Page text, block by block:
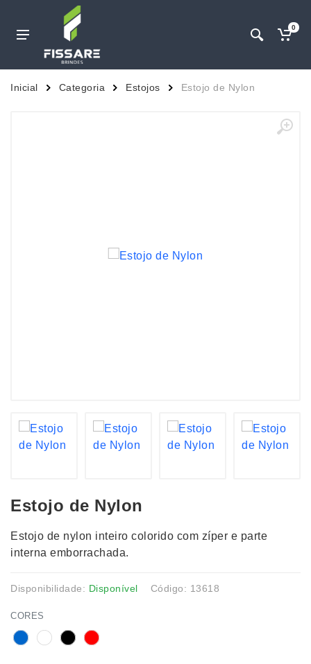
0
Inicial Categoria Estojos Estojo de Nylon
Estojo de Nylon
Estojo de nylon inteiro colorido com zíper e parte
interna emborrachada.
Disponibilidade: Disponível Código: 13618
CORES